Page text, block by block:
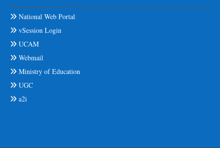
National Web Portal
vSession Login
UCAM
Webmail
Ministry of Education
UGC
a2i